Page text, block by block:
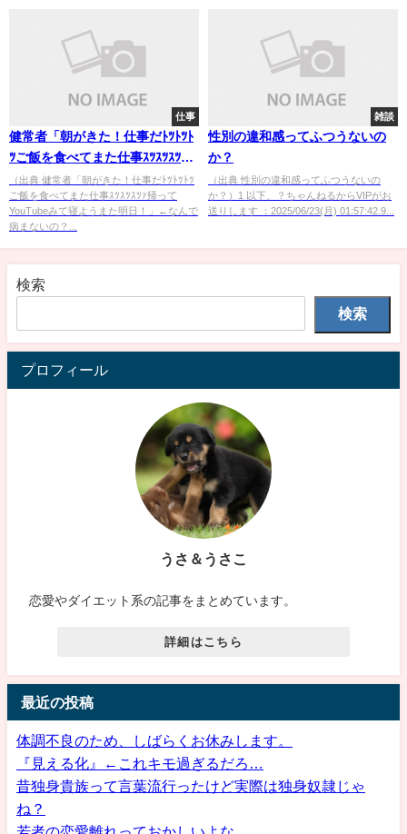
仕事
健常者「朝がきた！仕事だﾄﾂﾄﾂﾄ
ﾂご飯を食べてまた仕事ｽﾂｽﾂｽﾂｧ
帰ってYouTubeみて寝ようまた
明日！」←なんで病まないの？
（出典 健常者「朝がきた！仕事だﾄﾂﾄﾂﾄﾂ
ご飯を食べてまた仕事ｽﾂｽﾂｽﾂｧ帰って
YouTubeみて寝ようまた明日！」←なんで
病まないの？...
雑談
性別の違和感ってふつうないの
か？
（出典 性別の違和感ってふつうないの
か？）1 以下、？ちゃんねるからVIPがお
送りします ：2025/06/23(月) 01:57:42.9...
検索
検索
プロフィール
うさ＆うさこ
恋愛やダイエット系の記事をまとめています。
詳細はこちら
最近の投稿
体調不良のため、しばらくお休みします。
『見える化』←これキモ過ぎるだろ…
昔独身貴族って言葉流行ったけど実際は独身奴隷じゃ
ね？